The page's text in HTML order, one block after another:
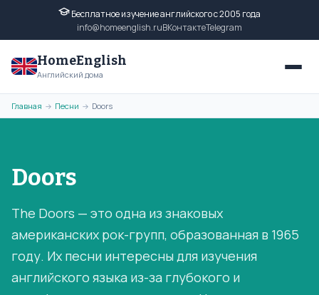
Бесплатное изучение английского с 2005 года
info@homeenglish.ruВКонтактеTelegram
HomeEnglish
Английский дома
Главная → Песни → Doors
Doors
The Doors — это одна из знаковых
американских рок-групп, образованная в 1965
году. Их песни интересны для изучения
английского языка из-за глубокого и